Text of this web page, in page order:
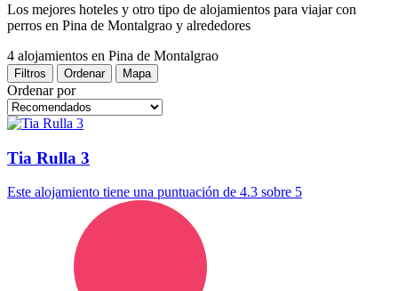
Los mejores hoteles y otro tipo de alojamientos para viajar con
perros en Pina de Montalgrao y alrededores
4 alojamientos en Pina de Montalgrao
Filtros Ordenar Mapa
Ordenar por
Tia Rulla 3
Este alojamiento tiene una puntuación de 4.3 sobre 5